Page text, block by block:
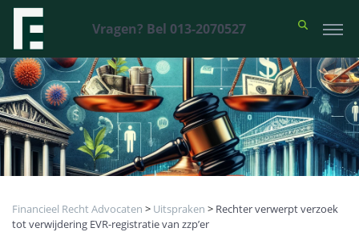
Vragen? Bel 013-2070527
Financieel Recht Advocaten > Uitspraken > Rechter verwerpt verzoek
tot verwijdering EVR-registratie van zzp’er